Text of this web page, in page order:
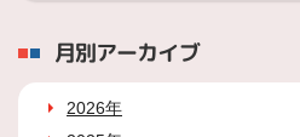
月別アーカイブ
2026年